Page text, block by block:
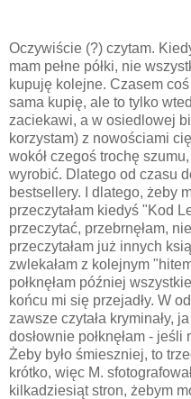
Oczywiście (?) czytam.
mam pełne półki, nie
kupuję kolejne. Czasem
sama kupię, ale to tylko
zaciekawi, a w osiedlowej
korzystam) z nowościami
wokół czegoś trochę
wyrobić. Dlatego od czasu
bestsellery. I dlatego, żeby
przeczytałam kiedyś "Kod
przeczytać, przebrnęłam,
przeczytałam już innych
zwlekałam z kolejnym
połknęłam później
końcu mi się przejadły. W
zawsze czytała kryminały,
dosłownie połknęłam -
Żeby było śmieszniej, to
krótko, więc M.
kilkadziesiąt stron, żebym